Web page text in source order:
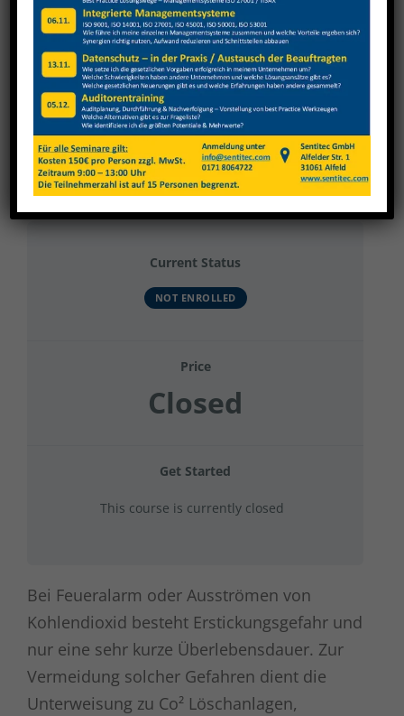
View
Larger
Image
CO² Löschanlage
Current Status
NOT ENROLLED
Price
Closed
Get Started
This course is currently closed
Bei Feueralarm oder Ausströmen von
Kohlendioxid besteht Erstickungsgefahr und
nur eine sehr kurze Überlebensdauer. Zur
Vermeidung solcher Gefahren dient die
Unterweisung zu Co² Löschanlagen,